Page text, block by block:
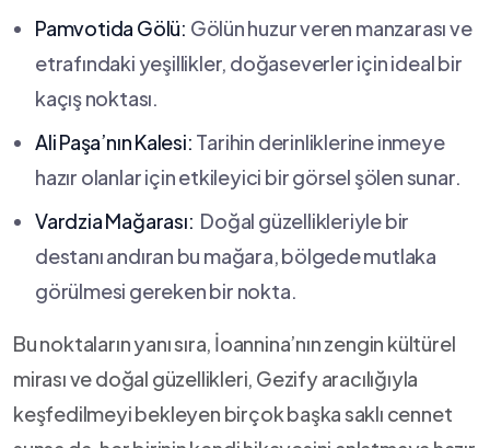
Pamvotida‍ Gölü: Gölün⁣ huzur veren manzarası ve
etrafındaki yeşillikler, doğaseverler için ideal bir
kaçış⁣ noktası.
Ali⁤ Paşa’nın ⁢Kalesi: Tarihin‌ derinliklerine inmeye
hazır olanlar için etkileyici bir ​görsel ‍şölen ‌sunar.
Vardzia‍ Mağarası: ‍ Doğal güzellikleriyle bir
destanı andıran⁢ bu mağara,⁤ bölgede ⁢mutlaka
görülmesi gereken​ bir nokta.
Bu noktaların yanı sıra, ‌İoannina’nın zengin ‌kültürel
mirası ‍ve‌ doğal güzellikleri, ‍Gezify aracılığıyla
keşfedilmeyi bekleyen birçok başka⁢ saklı cennet